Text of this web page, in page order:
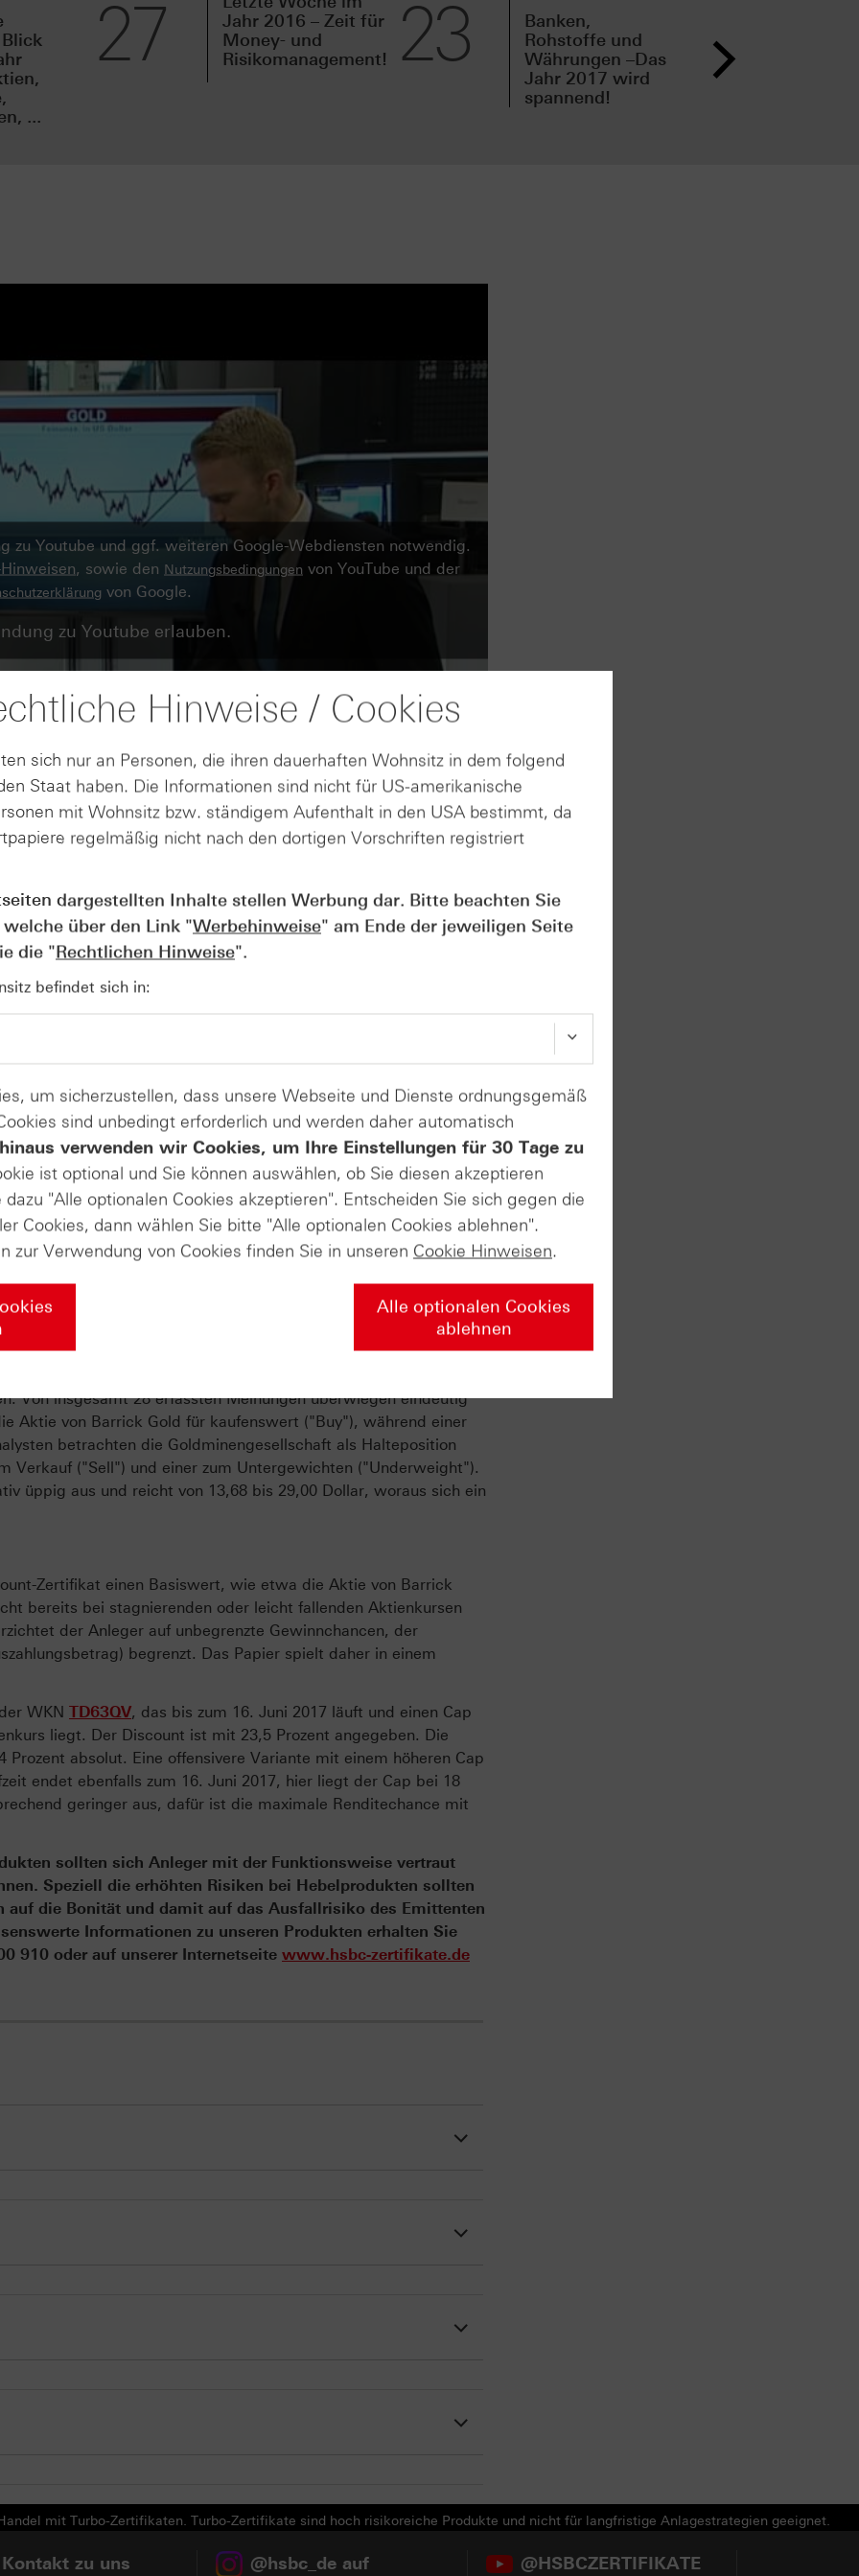
...
27
Jahr 2016 – Zeit für
Money- und
Risikomanagement!
23
Banken,
Rohstoffe und
Währungen –Das
Jahr 2017 wird
spannend!
21
zu Youtube und ggf. weiteren Google-Webdiensten notwendig.
, sowie den Nutzungsbedingungen von YouTube und der
von Google.
zu Youtube erlauben.
Rally mit einem Plus von knapp 20 Prozent hingelegt.
einer engen Range von rund 1.245 und 1.270 US-Dollar.
Leitzinserhöhung in den USA im Dezember,
für die Anleger die nach einem sicheren Hafen suchen. So
Jahr wird in Frankreich und Deutschland eine neue Regierung
in Italien statt, gleichzeitig rückt der Brexit immer
noch zu verhandeln sind.
der Goldminenbetreiber wesentlich. Sie konnten im Zuge der
satte Kursrally hinlegen, die deutlich stärker war als die
sich der Kurs von Barrick Gold in diesem Jahr. Aktuell
am 27. Oktober zur Veröffentlichung anstehenden
für neue Impulse sorgen. Im Schnitt rechnen Analysten mit
für das dritte Quartal melden. Laut den von
rechnen die Analysten im Durchschnitt mit einem Gewinn pro
lediglich ein Plus von 0,14 Dollar erzielt worden war. Auch
Von insgesamt 28 erfassten Meinungen überwiegen eindeutig
Aktie von Barrick Gold für kaufenswert ("Buy"), während einer
betrachten die Goldminengesellschaft als Halteposition
Verkauf ("Sell") und einer zum Untergewichten ("Underweight").
üppig aus und reicht von 13,68 bis 29,00 Dollar, woraus sich ein
Zertifikat einen Basiswert, wie etwa die Aktie von Barrick
bereits bei stagnierenden oder leicht fallenden Aktienkursen
der Anleger auf unbegrenzte Gewinnchancen, der
begrenzt. Das Papier spielt daher in einem
WKN TD63QV, das bis zum 16. Juni 2017 läuft und einen Cap
liegt. Der Discount ist mit 23,5 Prozent angegeben. Die
absolut. Eine offensivere Variante mit einem höheren Cap
endet ebenfalls zum 16. Juni 2017, hier liegt der Cap bei 18
geringer aus, dafür ist die maximale Renditechance mit
sollten sich Anleger mit der Funktionsweise vertraut
Speziell die erhöhten Risiken bei Hebelprodukten sollten
auf die Bonität und damit auf das Ausfallrisiko des Emittenten
Informationen zu unseren Produkten erhalten Sie
910 oder auf unserer Internetseite www.hsbc-zertifikate.de
mit Turbo-Zertifikaten. Turbo-Zertifikate sind hoch risikoreiche Produkte und nicht für langfristige Anlagestrategien geeignet.
zu uns @hsbc_de auf @HSBCZERTIFIKATE
Hinweise / Cookies
sich nur an Personen, die ihren dauerhaften Wohnsitz in dem folgend
Staat haben. Die Informationen sind nicht für US-amerikanische
mit Wohnsitz bzw. ständigem Aufenthalt in den USA bestimmt, da
regelmäßig nicht nach den dortigen Vorschriften registriert
dargestellten Inhalte stellen Werbung dar. Bitte beachten Sie
über den Link "Werbehinweise" am Ende der jeweiligen Seite
die "Rechtlichen Hinweise".
befindet sich in:
um sicherzustellen, dass unsere Webseite und Dienste ordnungsgemäß
sind unbedingt erforderlich und werden daher automatisch
verwenden wir Cookies, um Ihre Einstellungen für 30 Tage zu
ist optional und Sie können auswählen, ob Sie diesen akzeptieren
"Alle optionalen Cookies akzeptieren". Entscheiden Sie sich gegen die
Cookies, dann wählen Sie bitte "Alle optionalen Cookies ablehnen".
zur Verwendung von Cookies finden Sie in unseren Cookie Hinweisen.
Alle optionalen Cookies
ablehnen